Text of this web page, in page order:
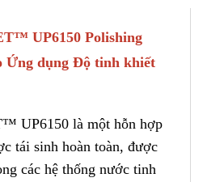
UP6150 Polishing
Ứng dụng Độ tinh khiết
UP6150 là một hỗn hợp
tái sinh hoàn toàn, được
các hệ thống nước tinh